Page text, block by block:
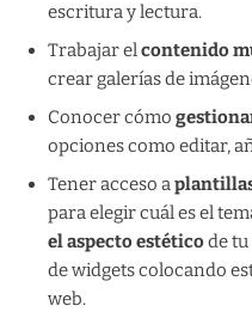
escritura y lectura.
Trabajar elcontenido
crear galerías de
Conocer cómo
opciones como editar,
Tener acceso a
para elegir cuál es el
el aspecto estéticode
de widgets colocando
web.